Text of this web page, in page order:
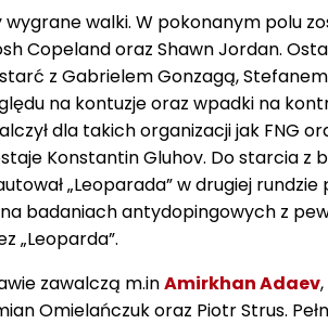
walki. W pokonanym polu
Copeland oraz Shawn Jordan.
starć z Gabrielem Gonzagą,
na kontuzje oraz wpadki na
dla takich organizacji jak FNG
Konstantin Gluhov. Do starcia z
„Leoparada” w drugiej
badaniach antydopingowych z
„Leoparda”.
zawalczą m.inAmirkhan Adaev
Omielańczuk oraz Piotr Strus.